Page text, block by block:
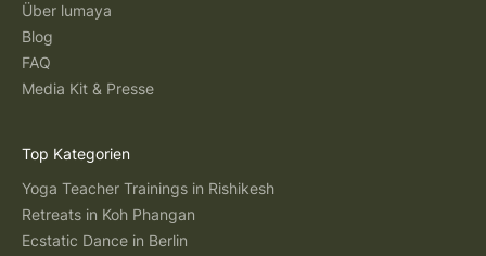
Über lumaya
Blog
FAQ
Media Kit & Presse
Top Kategorien
Yoga Teacher Trainings in Rishikesh
Retreats in Koh Phangan
Ecstatic Dance in Berlin